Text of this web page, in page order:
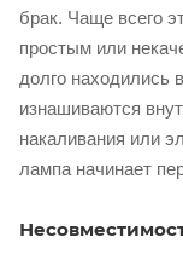
брак. Чаще всего
простым или
долго находились
изнашиваются
накаливания или
лампа начинает